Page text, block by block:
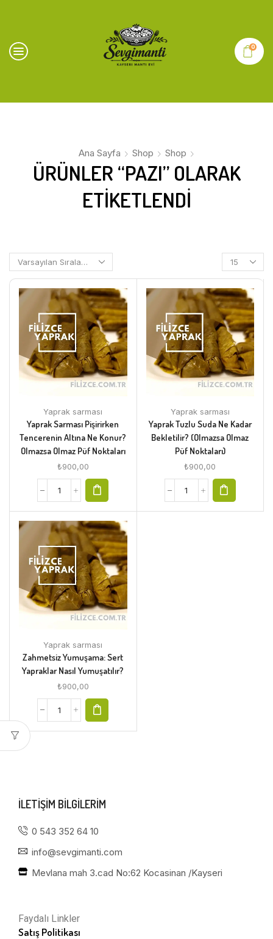
0
Ana Sayfa Shop Shop
ÜRÜNLER “PAZI” OLARAK
ETIKETLENDI
Yaprak sarması
Yaprak Sarması Pişirirken
Tencerenin Altına Ne Konur?
Olmazsa Olmaz Püf Noktaları
₺900,00
Yaprak sarması
Yaprak Tuzlu Suda Ne Kadar
Bekletilir? (Olmazsa Olmaz
Püf Noktaları)
₺900,00
Yaprak sarması
Zahmetsiz Yumuşama: Sert
Yapraklar Nasıl Yumuşatılır?
₺900,00
ILETIŞIM BILGILERIM
0 543 352 64 10
info@sevgimanti.com
Mevlana mah 3.cad No:62 Kocasinan /Kayseri
Faydalı Linkler
Satış Politikası